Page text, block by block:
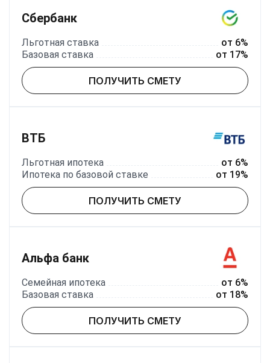
Сбербанк
Льготная ставка
от 6%
Базовая ставка
от 17%
ПОЛУЧИТЬ СМЕТУ
ВТБ
Льготная ипотека
от 6%
Ипотека по базовой ставке
от 19%
ПОЛУЧИТЬ СМЕТУ
Альфа банк
Семейная ипотека
от 6%
Базовая ставка
от 18%
ПОЛУЧИТЬ СМЕТУ